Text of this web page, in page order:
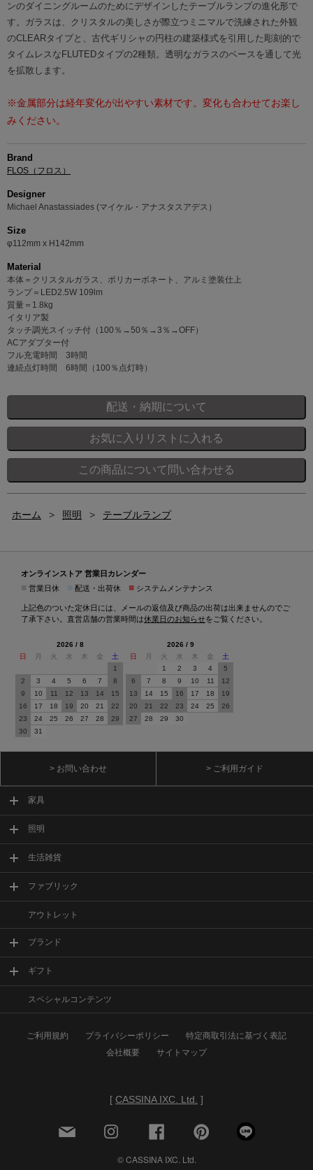
ンのダイニングルームのためにデザインしたテーブルランプの進化形で
す。ガラスは、クリスタルの美しさが際立つミニマルで洗練された外観
のCLEARタイプと、古代ギリシャの円柱の建築様式を引用した彫刻的で
タイムレスなFLUTEDタイプの2種類。透明なガラスのベースを通して光
を拡散します。
※金属部分は経年変化が出やすい素材です。変化も合わせてお楽し
みください。
Brand
FLOS（フロス）
Designer
Michael Anastassiades (マイケル・アナスタスアデス）
Size
φ112mm x H142mm
Material
本体＝クリスタルガラス、ポリカーボネート、アルミ塗装仕上
ランプ＝LED2.5W 109lm
質量＝1.8kg
イタリア製
タッチ調光スイッチ付（100％→50％→3％→OFF）
ACアダプター付
フル充電時間 3時間
連続点灯時間 6時間（100％点灯時）
ホーム > 照明 > テーブルランプ
オンラインストア 営業日カレンダー
営業日休 配送・出荷休 ■ システムメンテナンス
上記色のついた定休日には、メールの返信及び商品の出荷は出来ませんのでご
了承下さい。直営店舗の営業時間は休業日のお知らせをご覧ください。
2026 / 8
日
月 火 水 木 金
土
1
2
3 4 5 6 7
8
9
10 11 12 13 14
15
16
17 18 19 20 21
22
23
24 25 26 27 28
29
30
31
2026 / 9
日
月 火 水 木 金
土
1
2 3 4
5
6
7 8 9 10 11
12
13
14 15 16 17 18
19
20
21 22 23 24 25
26
27
28 29 30
> お問い合わせ > ご利用ガイド
家具
照明
生活雑貨
ファブリック
アウトレット
ブランド
ギフト
スペシャルコンテンツ
ご利用規約 プライバシーポリシー
特定商取引法に基づく表記
会社概要
サイトマップ
[ CASSINA IXC. Ltd. ]
© CASSINA IXC. Ltd.